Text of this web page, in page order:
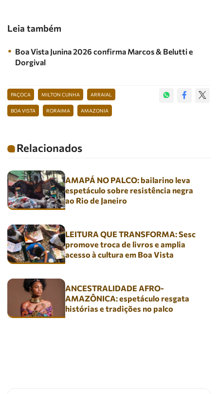
Leia também
Boa Vista Junina 2026 confirma Marcos & Belutti e
Dorgival
PAÇOCA MILTON CUNHA ARRAIAL
BOA VISTA RORAIMA AMAZONIA
Relacionados
AMAPÁ NO PALCO: bailarino leva
espetáculo sobre resistência negra
ao Rio de Janeiro
LEITURA QUE TRANSFORMA: Sesc
promove troca de livros e amplia
acesso à cultura em Boa Vista
ANCESTRALIDADE AFRO-
AMAZÔNICA: espetáculo resgata
histórias e tradições no palco